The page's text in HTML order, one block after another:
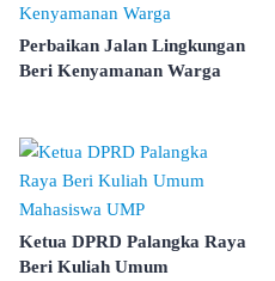
Perbaikan Jalan Lingkungan
Beri Kenyamanan Warga
Ketua DPRD Palangka Raya
Beri Kuliah Umum